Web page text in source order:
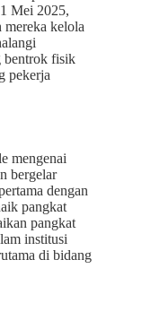
Mei 2025,
mereka kelola
bentrok fisik
pekerja
mengenai
bergelar
dengan
pangkat
pangkat
institusi
di bidang